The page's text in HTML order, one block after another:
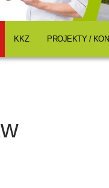
KKZ PROJEKTY /